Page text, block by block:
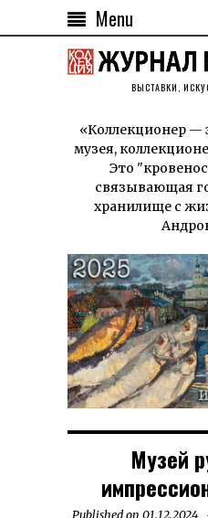
Menu
ВЫСТАВКИ,
«Коллекционер —
музея,
Это
связывающая
хранилище с
Музей
Published on 01.12.2024